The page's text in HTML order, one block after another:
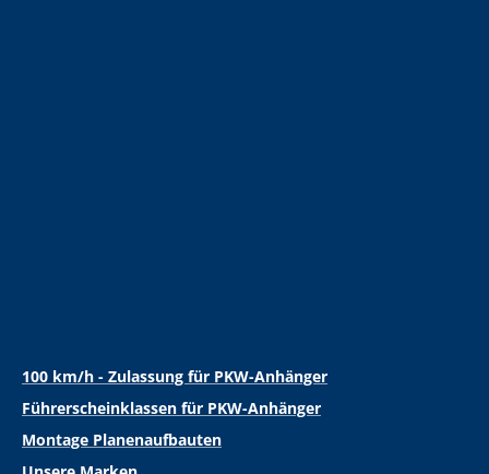
100 km/h - Zulassung für PKW-Anhänger
Führerscheinklassen für PKW-Anhänger
Montage Planenaufbauten